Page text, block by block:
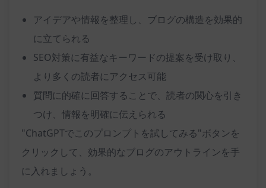
アイデアや情報を整理し、ブログの構造を効果的
に立てられる
SEO対策に有益なキーワードの提案を受け取り、
より多くの読者にアクセス可能
質問に的確に回答することで、読者の関心を引き
つけ、情報を明確に伝えられる
"ChatGPTでこのプロンプトを試してみる"ボタンを
クリックして、効果的なブログのアウトラインを手
に入れましょう。